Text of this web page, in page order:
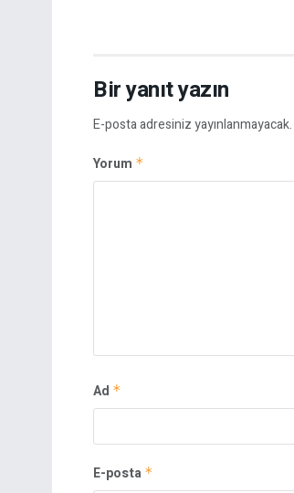
Bir yanıt yazın
E-posta adresiniz yayınlanmayacak.
Yorum *
Ad *
E-posta *